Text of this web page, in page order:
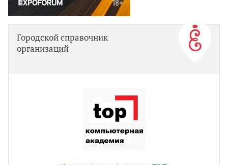
Городской справочник
организаций